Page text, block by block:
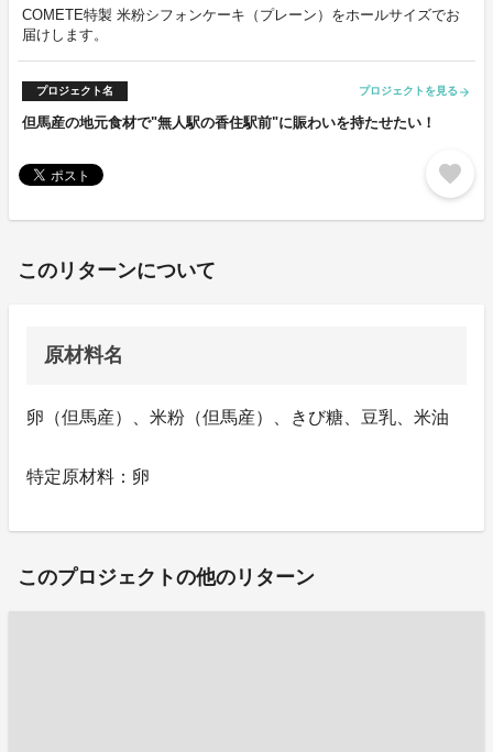
COMETE特製 米粉シフォンケーキ（プレーン）をホールサイズでお
届けします。
プロジェクト名 プロジェクトを見る arrow_forward
但馬産の地元食材で"無人駅の香住駅前"に賑わいを持たせたい！
favorite
このリターンについて
原材料名
卵（但馬産）、米粉（但馬産）、きび糖、豆乳、米油
特定原材料：卵
このプロジェクトの他のリターン